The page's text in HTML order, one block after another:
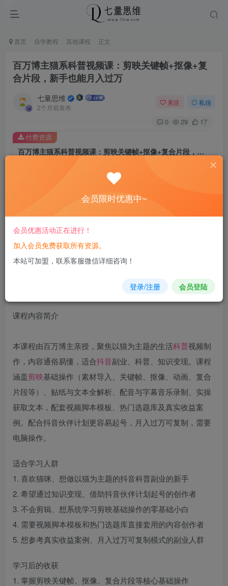
首页 自学教程 其他课程 正文
百万博主猫系科普视频课：剪映关键帧+抠像+复
合片段，新手也能月入过万
七量思维
2个月前发布
关注 私信
0 29 17
百万博主猫系科普视频课：剪映关键帧+抠像+复合片段，新手也能月入过万
8.8
免费
您当前未登录！建议登陆后购买，可保存购买订单
付费资源
课程内容简介
本课程由百万博主亲授，聚焦以猫为主题的生活科普视频制
作，内容通俗易懂，适合抖音副业、科普、知识变现。课程
涵盖剪映基础操作（素材导入、关键帧、抠像、动画、复合
片段等）、贴纸与文本全解析、配音与字幕音乐录制、实操
获取文本，配套视频脚本模板、热门选题库及真实收益案
例。配合抖音伙伴计划更容易起号，月入过万可复制，需要
电脑操作。
适合学习人群
1. 喜欢猫咪、想做以猫为主题的抖音科普副业的新手
2. 希望通过知识变现、借助抖音伙伴计划起号的创作者
3. 不会剪辑、想系统学习剪映基础操作的零基础小白
4. 需要视频脚本模板和热门选题库直接套用的内容创作者
5. 想参考真实收益案例、月入过万可复制模式的副业人群
学习后的收获
1. 掌握剪映关键帧、抠像、复合片段等核心基础操作
会员限时优惠中~
会员优惠活动正在进行！
加入会员免费获取所有资源。
本站可加盟，联系客服微信详细咨询！
登录/注册 会员登陆